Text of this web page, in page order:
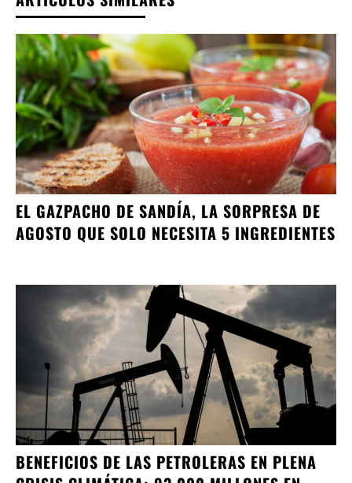
EL GAZPACHO DE SANDÍA, LA SORPRESA DE
AGOSTO QUE SOLO NECESITA 5 INGREDIENTES
BENEFICIOS DE LAS PETROLERAS EN PLENA